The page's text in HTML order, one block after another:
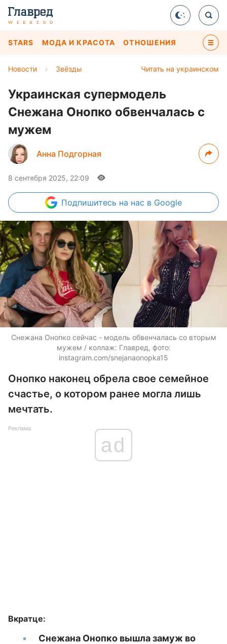
STARS МОДА И КРАСОТА ОТНОШЕНИЯ
Читать на украинском
Новости › Звёзды
Украинская супермодель
Снежана Онопко обвенчалась с
мужем
Анна Подгорная
8 сентября 2025, 22:09
Подпишитесь на нас в Google
Снежана Онопко сейчас - модель обвенчалась со вторым
мужем / коллаж: Главред, фото:
instagram.com/snejanaonopka15
Онопко наконец обрела свое семейное
счастье, о котором ранее могла лишь
мечтать.
Реклама
ad
Вкратце:
Снежана Онопко вышла замуж во